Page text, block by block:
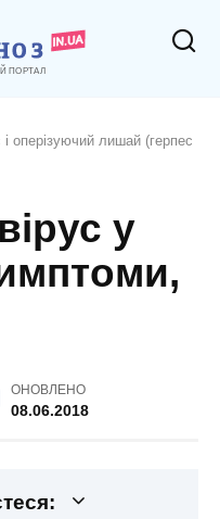
і оперізуючий лишай (герпес
у
ОНОВЛЕНО
08.06.2018